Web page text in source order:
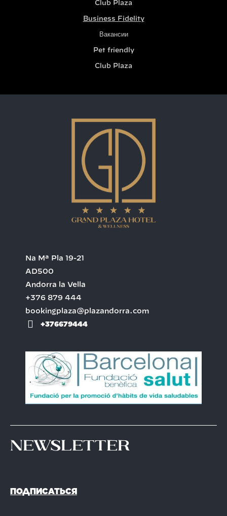
Club Plaza
Business Fidelity
Вакансии
Pet friendly
Club Plaza
Na Mª Pla 19-21
AD500
Andorra la Vella
+376 879 444
bookingplaza@plazandorra.com
+376679444
Newsletter
ПОДПИСАТЬСЯ